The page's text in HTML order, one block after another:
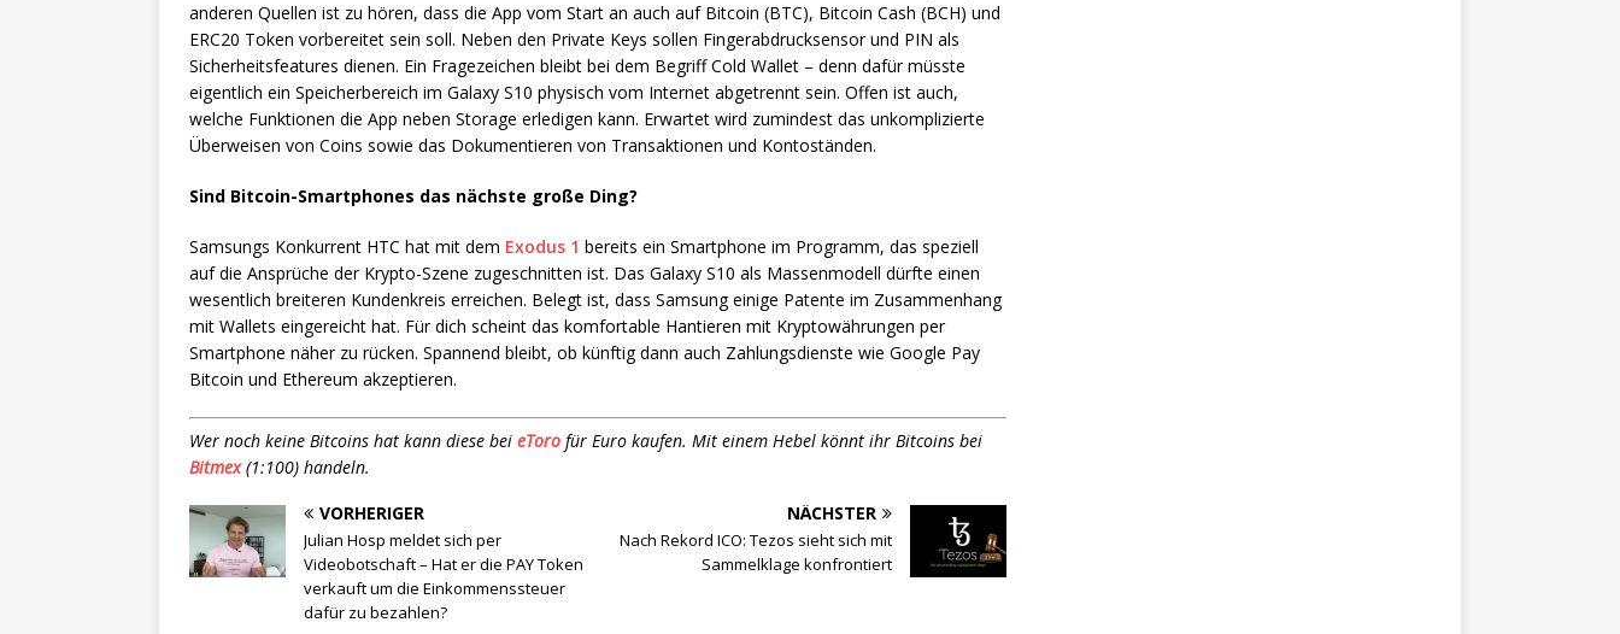
anderen Quellen ist zu hören, dass die App vom Start an auch auf Bitcoin (BTC), Bitcoin Cash (BCH) und
ERC20 Token vorbereitet sein soll. Neben den Private Keys sollen Fingerabdrucksensor und PIN als
Sicherheitsfeatures dienen. Ein Fragezeichen bleibt bei dem Begriff Cold Wallet – denn dafür müsste
eigentlich ein Speicherbereich im Galaxy S10 physisch vom Internet abgetrennt sein. Offen ist auch,
welche Funktionen die App neben Storage erledigen kann. Erwartet wird zumindest das unkomplizierte
Überweisen von Coins sowie das Dokumentieren von Transaktionen und Kontoständen.
Sind Bitcoin-Smartphones das nächste große Ding?
Samsungs Konkurrent HTC hat mit dem Exodus 1 bereits ein Smartphone im Programm, das speziell
auf die Ansprüche der Krypto-Szene zugeschnitten ist. Das Galaxy S10 als Massenmodell dürfte einen
wesentlich breiteren Kundenkreis erreichen. Belegt ist, dass Samsung einige Patente im Zusammenhang
mit Wallets eingereicht hat. Für dich scheint das komfortable Hantieren mit Kryptowährungen per
Smartphone näher zu rücken. Spannend bleibt, ob künftig dann auch Zahlungsdienste wie Google Pay
Bitcoin und Ethereum akzeptieren.
Wer noch keine Bitcoins hat kann diese bei eToro für Euro kaufen. Mit einem Hebel könnt ihr Bitcoins bei
Bitmex(1:100) handeln.
VORHERIGER
Julian Hosp meldet sich per
Videobotschaft – Hat er die PAY Token
verkauft um die Einkommenssteuer
dafür zu bezahlen?
NÄCHSTER
Nach Rekord ICO: Tezos sieht sich mit
Sammelklage konfrontiert